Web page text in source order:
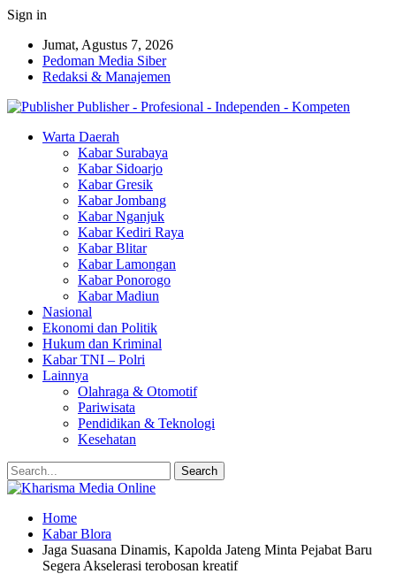
Sign in
Jumat, Agustus 7, 2026
Pedoman Media Siber
Redaksi & Manajemen
Publisher - Profesional - Independen - Kompeten
Warta Daerah
Kabar Surabaya
Kabar Sidoarjo
Kabar Gresik
Kabar Jombang
Kabar Nganjuk
Kabar Kediri Raya
Kabar Blitar
Kabar Lamongan
Kabar Ponorogo
Kabar Madiun
Nasional
Ekonomi dan Politik
Hukum dan Kriminal
Kabar TNI – Polri
Lainnya
Olahraga & Otomotif
Pariwisata
Pendidikan & Teknologi
Kesehatan
Home
Kabar Blora
Jaga Suasana Dinamis, Kapolda Jateng Minta Pejabat Baru
Segera Akselerasi terobosan kreatif